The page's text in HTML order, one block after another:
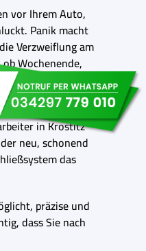
vor Ihrem Auto,
Panik macht
Verzweiflung am
Wochenende,
laufendem Motor.
in Krostitz
neu, schonend
das
präzise und
dass Sie nach